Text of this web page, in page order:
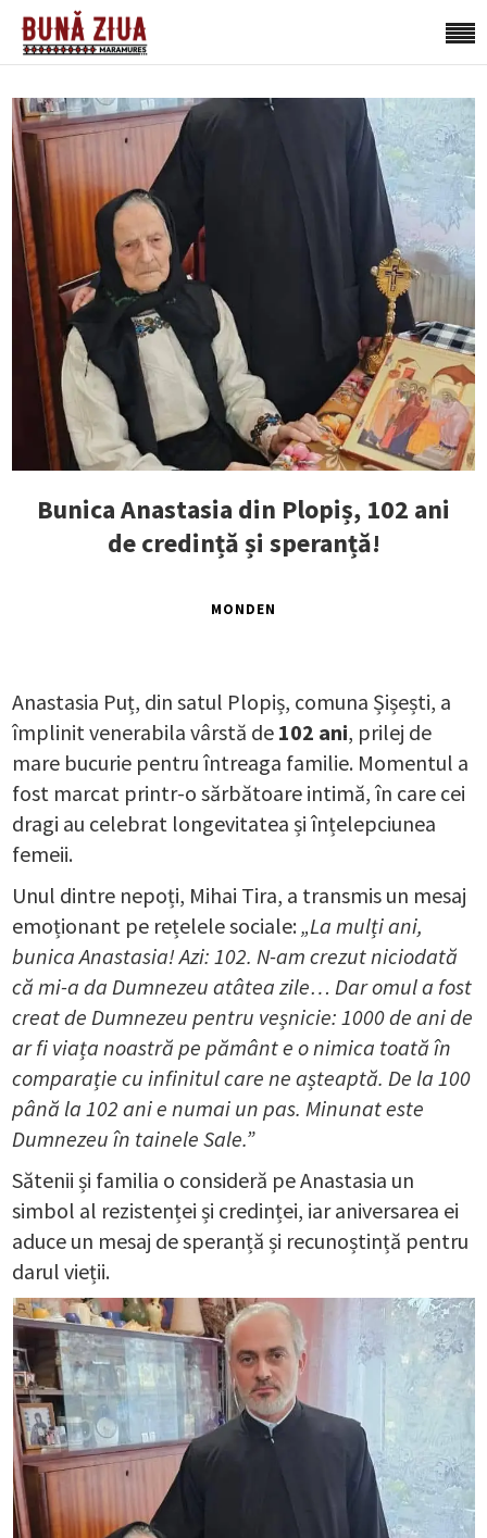
Bunica Anastasia din Plopiș, 102 ani
de credință și speranță!
MONDEN
Anastasia Puț, din satul Plopiș, comuna Șișești, a
împlinit venerabila vârstă de 102 ani, prilej de
mare bucurie pentru întreaga familie. Momentul a
fost marcat printr-o sărbătoare intimă, în care cei
dragi au celebrat longevitatea și înțelepciunea
femeii.
Unul dintre nepoți, Mihai Tira, a transmis un mesaj
emoționant pe rețelele sociale:„La mulți ani,
bunica Anastasia! Azi: 102. N-am crezut niciodată
că mi-a da Dumnezeu atâtea zile… Dar omul a fost
creat de Dumnezeu pentru veșnicie: 1000 de ani de
ar fi viața noastră pe pământ e o nimica toată în
comparație cu infinitul care ne așteaptă. De la 100
până la 102 ani e numai un pas. Minunat este
Dumnezeu în tainele Sale.”
Sătenii și familia o consideră pe Anastasia un
simbol al rezistenței și credinței, iar aniversarea ei
aduce un mesaj de speranță și recunoștință pentru
darul vieții.